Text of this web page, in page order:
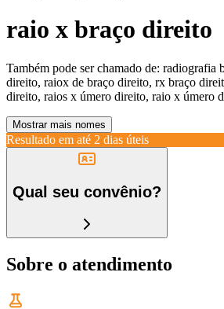
raio x braço direito
Também pode ser chamado de: radiografia
direito, raiox de braço direito, rx braço
direito, raios x úmero direito, raio x úmero
Mostrar mais nomes
Resultado em até 2 dias úteis
Qual seu convênio?
Sobre o atendimento